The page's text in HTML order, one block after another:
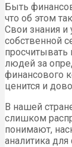
Быть
что об этом
Свои знания и
собственной
просчитывать
людей за
финансового
ценится и
В нашей
слишком
понимают,
аналитика